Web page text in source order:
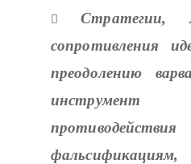

сопротивления
преодолению
инструмент